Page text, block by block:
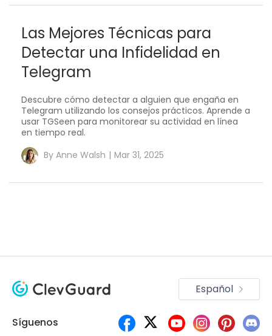
Las Mejores Técnicas para
Detectar una Infidelidad en
Telegram
Descubre cómo detectar a alguien que engaña en
Telegram utilizando los consejos prácticos. Aprende a
usar ​TGSeen para monitorear su actividad en línea
en tiempo real.
By Anne Walsh | Mar 31, 2025
Síguenos
Español